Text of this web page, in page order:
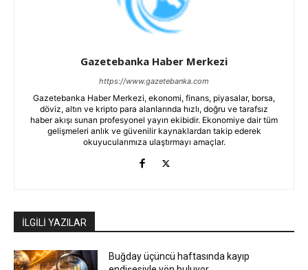
Gazetebanka Haber Merkezi
https://www.gazetebanka.com
Gazetebanka Haber Merkezi, ekonomi, finans, piyasalar, borsa,
döviz, altın ve kripto para alanlarında hızlı, doğru ve tarafsız
haber akışı sunan profesyonel yayın ekibidir. Ekonomiye dair tüm
gelişmeleri anlık ve güvenilir kaynaklardan takip ederek
okuyucularımıza ulaştırmayı amaçlar.
İLGİLİ YAZILAR
Buğday üçüncü haftasında kayıp